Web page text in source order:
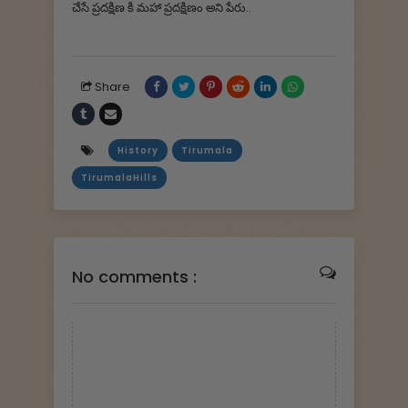
చేసే ప్రదక్షిణ కి మహా ప్రదక్షిణం అని పేరు..
Share
History Tirumala
TirumalaHills
No comments :